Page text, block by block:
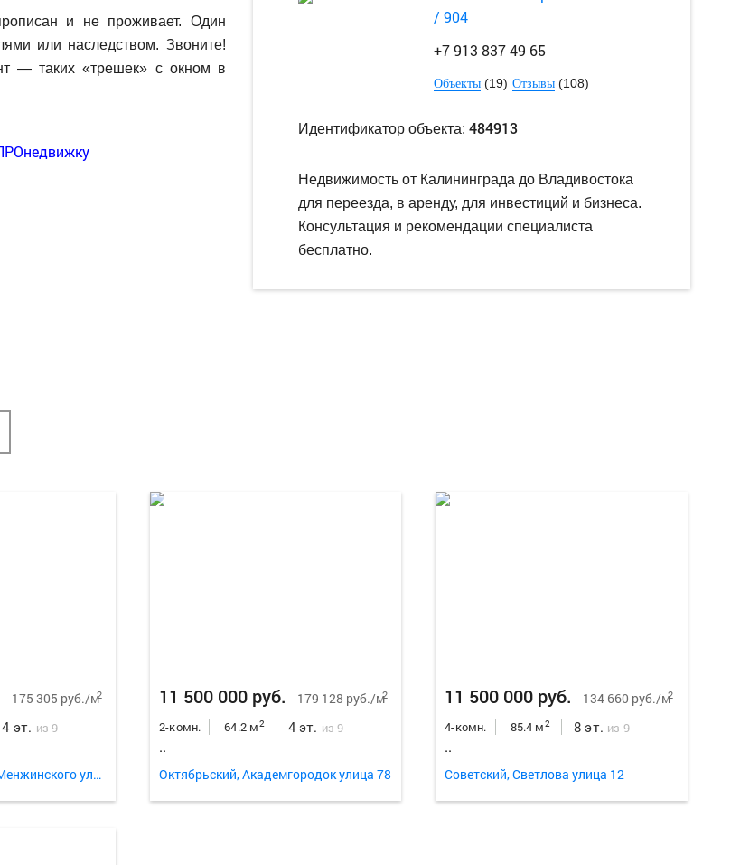
и не проживает. Один
или наследством. Звоните!
— таких «трешек» с окном в
/ 904
+7 913 837 49 65
Объекты(19) Отзывы(108)
Идентификатор объекта: 484913
Недвижимость от Калининграда до Владивостока
для переезда, в аренду, для инвестиций и бизнеса.
Консультация и рекомендации специалиста
бесплатно.
175 305 руб./м2
4 эт. из 9
Железнодорожный, Менжинского улица 16а
11 500 000 руб. 179 128 руб./м2
2-комн. 64.2 м2 4 эт. из 9
..
Октябрьский, Академгородок улица 78
11 500 000 руб. 134 660 руб./м2
4-комн. 85.4 м2 8 эт. из 9
..
Советский, Светлова улица 12